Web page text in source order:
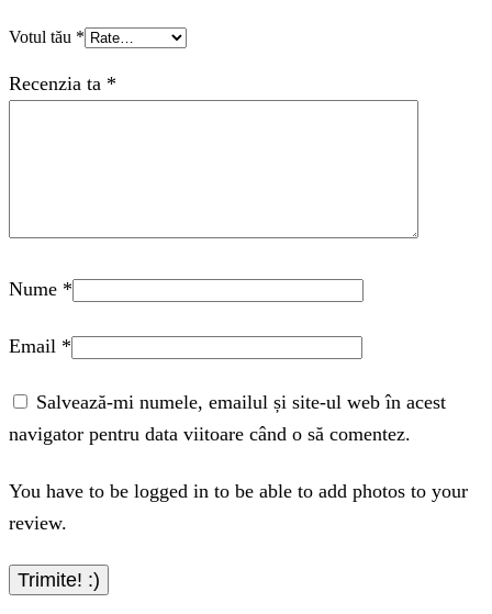
Votul tău *
Recenzia ta *
Nume *
Email *
Salvează-mi numele, emailul și site-ul web în acest
navigator pentru data viitoare când o să comentez.
You have to be logged in to be able to add photos to your
review.